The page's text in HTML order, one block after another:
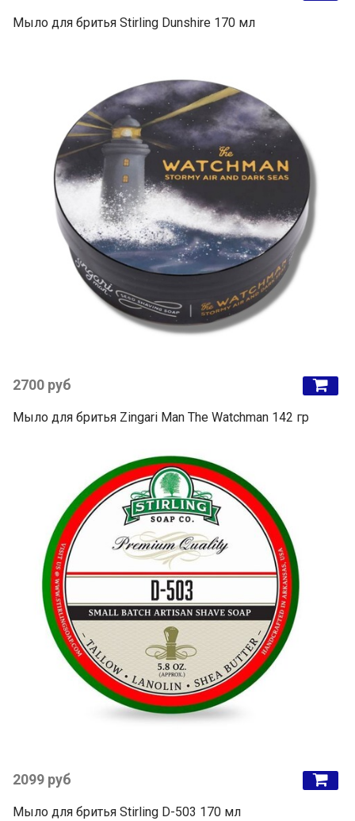
Мыло для бритья Stirling Dunshire 170 мл
2700 руб
Мыло для бритья Zingari Man The Watchman 142 гр
2099 руб
Мыло для бритья Stirling D-503 170 мл